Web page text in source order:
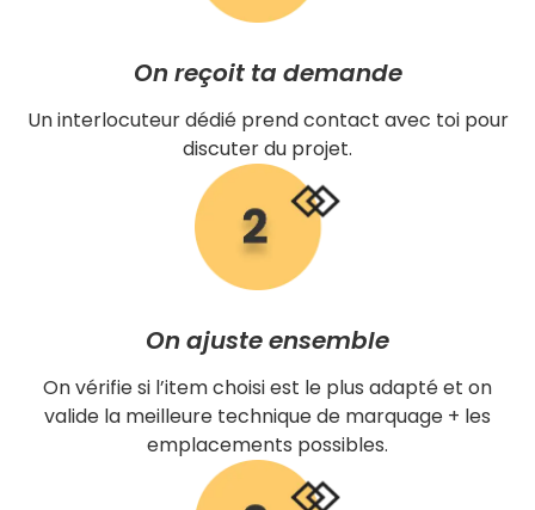
On reçoit ta demande
Un interlocuteur dédié prend contact avec toi pour
discuter du projet.
On ajuste ensemble
On vérifie si l’item choisi est le plus adapté et on
valide la meilleure technique de marquage + les
emplacements possibles.